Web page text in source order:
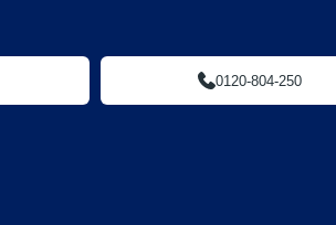
0120-804-250